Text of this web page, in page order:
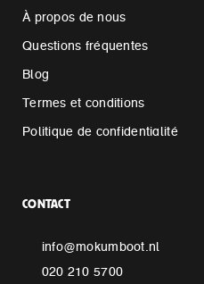
À propos de nous
Questions fréquentes
Blog
Termes et conditions
Politique de confidentialité
CONTACT
info@mokumboot.nl
020 210 5700